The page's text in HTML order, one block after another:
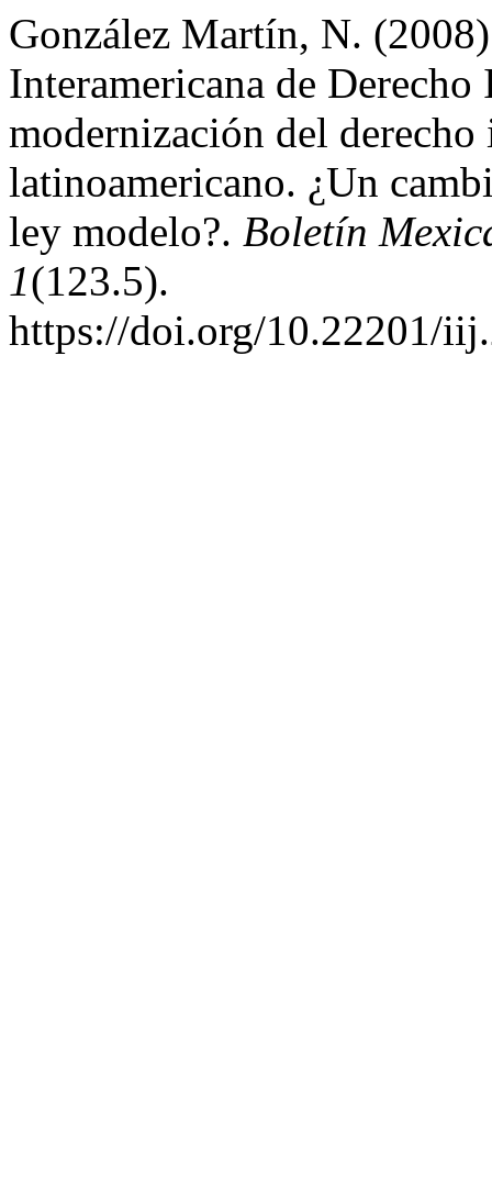
González Martín, N.
Interamericana de
modernización del
latinoamericano. ¿Un
ley modelo?. Boletín
1(123.5).
https://doi.org/10.22201/